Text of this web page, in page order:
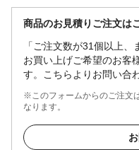
商品のお見積りご注文は
「ご注文数が31個以上
お買い上げご希望のお客
す。こちらよりお問い合
※このフォームからのご注文
なります。